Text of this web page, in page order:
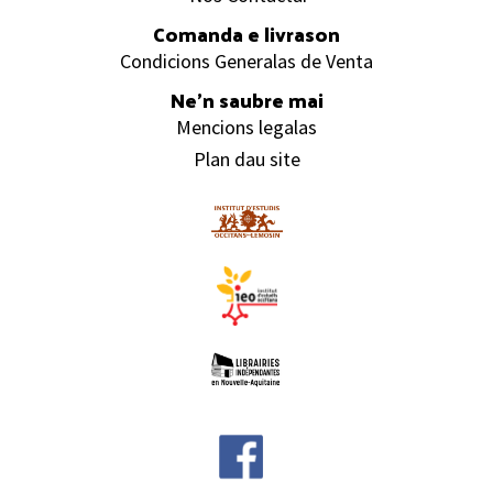
Comanda e livrason
Condicions Generalas de Venta
Ne’n saubre mai
Mencions legalas
Plan dau site